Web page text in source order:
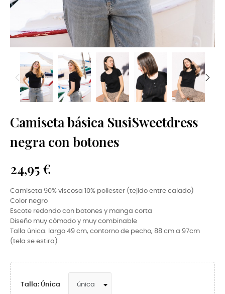
Camiseta básica SusiSweetdress
negra con botones
24,95 €
Camiseta 90% viscosa 10% poliester (tejido entre calado)
Color negro
Escote redondo con botones y manga corta
Diseño muy cómodo y muy combinable
Talla única. largo 49 cm, contorno de pecho, 88 cm a 97cm
(tela se estira)
Talla: Única